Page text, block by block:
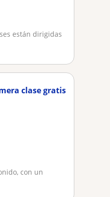
están dirigidas
clase gratis
con un